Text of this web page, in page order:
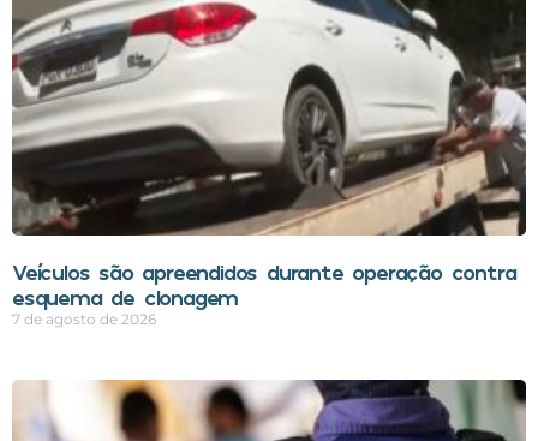
Veículos são apreendidos durante operação contra
esquema de clonagem
7 de agosto de 2026